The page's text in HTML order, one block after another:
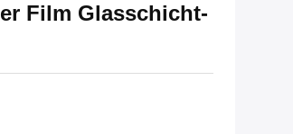
Film Glasschicht-